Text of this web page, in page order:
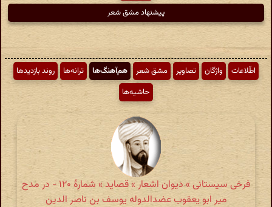
پیشنهاد مشق شعر
اطّلاعات واژگان تصاویر مشق شعر هم‌آهنگ‌ها ترانه‌ها
روند بازدیدها
حاشیه‌ها
فرخی سیستانی » دیوان اشعار » قصاید » شمارهٔ ۱۲۰ - در مدح
میر ابو یعقوب عضدالدوله یوسف بن ناصر الدین